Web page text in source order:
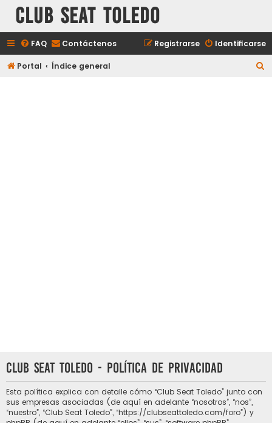
Club Seat Toledo
FAQ Contáctenos Identificarse
Registrarse
Portal Índice general
Club Seat Toledo - Política de privacidad
Esta política explica con detalle cómo “Club Seat Toledo” junto con
sus empresas asociadas (de aquí en adelante “nosotros”, “nos”,
“nuestro”, “Club Seat Toledo”, “https://clubseattoledo.com/foro”) y